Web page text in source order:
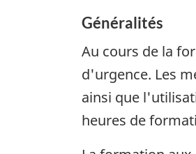
Généralités
Au cours de la
d'urgence. Les
ainsi que
heures de